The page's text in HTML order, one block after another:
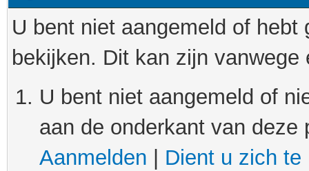
U bent niet aangemeld of
bekijken. Dit kan zijn
U bent niet aangemeld of
aan de onderkant van
Aanmelden
Dient u zich te